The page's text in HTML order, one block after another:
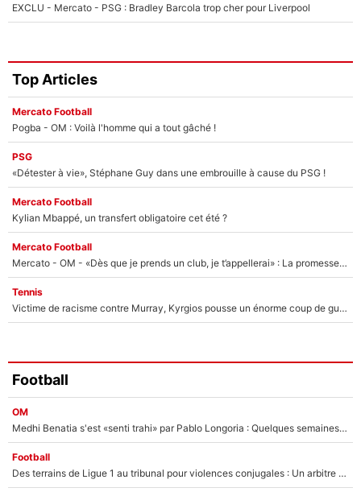
EXCLU - Mercato - PSG : Bradley Barcola trop cher pour Liverpool
Top Articles
Mercato Football
Pogba - OM : Voilà l'homme qui a tout gâché !
PSG
«Détester à vie», Stéphane Guy dans une embrouille à cause du PSG !
Mercato Football
Kylian Mbappé, un transfert obligatoire cet été ?
Mercato Football
Mercato - OM - «Dès que je prends un club, je t’appellerai» : La promesse de Marcelino au moment de claquer la porte
Tennis
Victime de racisme contre Murray, Kyrgios pousse un énorme coup de gueule !
Football
OM
Medhi Benatia s'est «senti trahi» par Pablo Longoria : Quelques semaines après son départ, l'ancien directeur de football de l'OM règle ses comptes
Football
Des terrains de Ligue 1 au tribunal pour violences conjugales : Un arbitre français encourt une peine de 18 mois de prison !